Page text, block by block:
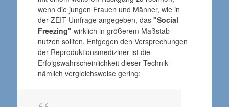
wenn die jungen Frauen und Männer, wie in
der ZEIT-Umfrage angegeben, das "Social
Freezing" wirklich in größerem Maßstab
nutzen sollten. Entgegen den Versprechungen
der Reproduktionsmediziner ist die
Erfolgswahrscheinlichkeit dieser Technik
nämlich vergleichsweise gering: